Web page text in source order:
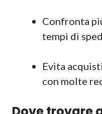
Confronta
tempi di
Evita
con molte